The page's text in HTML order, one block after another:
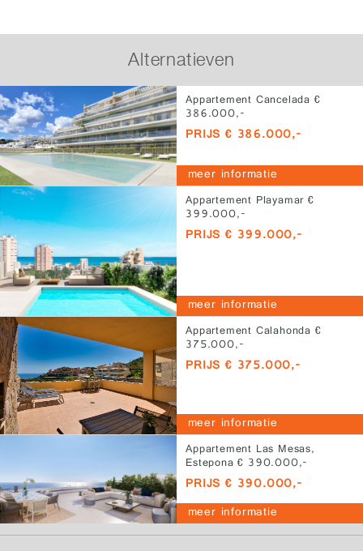
Alternatieven
Appartement Cancelada €
386.000,-
PRIJS € 386.000,-
meer informatie
Appartement Playamar €
399.000,-
PRIJS € 399.000,-
meer informatie
Appartement Calahonda €
375.000,-
PRIJS € 375.000,-
meer informatie
Appartement Las Mesas,
Estepona € 390.000,-
PRIJS € 390.000,-
meer informatie